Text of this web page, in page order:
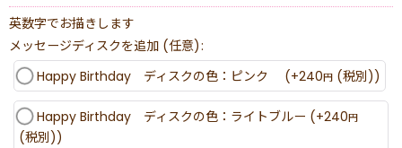
英数字でお描きします
メッセージディスクを追加 (任意):
Happy Birthday ディスクの色：ピンク (+240円 (税別))
Happy Birthday ディスクの色：ライトブルー (+240円
(税別))